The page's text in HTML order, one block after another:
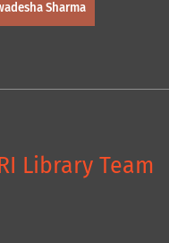
Sharma
Library Team